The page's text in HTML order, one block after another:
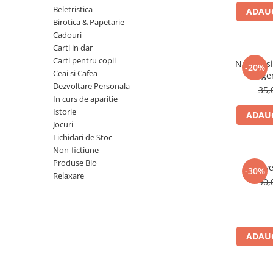
Numerologie
Paranormal
Parapsihologie
ReConnect
ScienceConnection
SelfConnect
Beletristica
Birotica & Papetarie
Cadouri
Carti in dar
Carti pentru copii
Ceai si Cafea
Dezvoltare Personala
In curs de aparitie
Istorie
Jocuri
Lichidari de Stoc
Non-fictiune
Produse Bio
Relaxare
-20%
Natura
-30%